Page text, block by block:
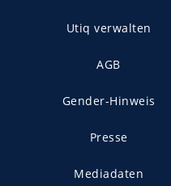
Utiq verwalten
AGB
Gender-Hinweis
Presse
Mediadaten